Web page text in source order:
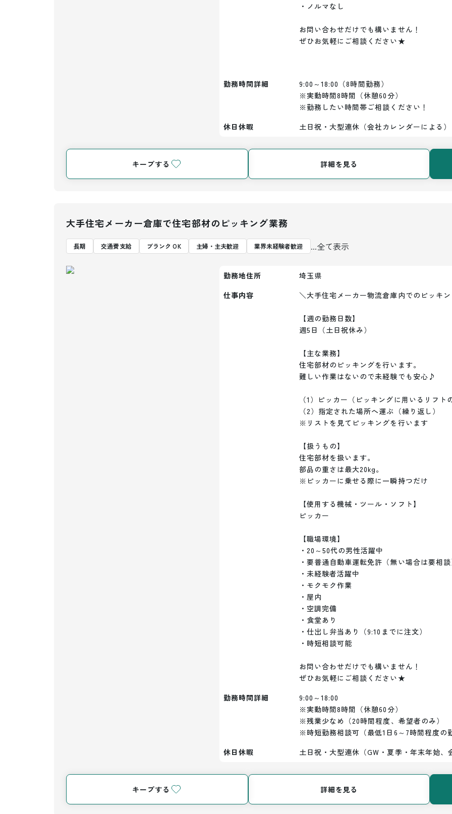
・ノルマなし
お問い合わせだけでも構いません！
ぜひお気軽にご相談ください★
勤務時間詳細
9:00～18:00（8時間勤務）
※実動時間8時間（休憩60分）
※勤務したい時間帯ご相談ください！
休日休暇
土日祝・大型連休（会社カレンダーによる）
キープする 詳細を見る
大手住宅メーカー倉庫で住宅部材のピッキング業務
長期 交通費支給 ブランク OK 主婦・主夫歓迎 業界未経験者歓迎 ...全て表示
勤務地住所
埼玉県
仕事内容
＼大手住宅メーカー物流倉庫内でのピッキ
【週の勤務日数】
週5日（土日祝休み）
【主な業務】
住宅部材のピッキングを行います。
難しい作業はないので未経験でも安心♪
（1）ピッカー（ピッキングに用いるリフ
（2）指定された場所へ運ぶ（繰り返し）
※リストを見てピッキングを行います
【扱うもの】
住宅部材を扱います。
部品の重さは最大20kg。
※ピッカーに乗せる際に一瞬持つだけ
【使用する機械・ツール・ソフト】
ピッカー
【職場環境】
・20～50代の男性活躍中
・要普通自動車運転免許（無い場合は要相
・未経験者活躍中
・モクモク作業
・屋内
・空調完備
・食堂あり
・仕出し弁当あり（9:10までに注文）
・時短相談可能
お問い合わせだけでも構いません！
ぜひお気軽にご相談ください★
勤務時間詳細
9:00～18:00
※実動時間8時間（休憩60分）
※残業少なめ（20時間程度、希望者のみ）
※時短勤務相談可（最低1日6～7時間程度の
休日休暇
土日祝・大型連休（GW・夏季・年末年始
キープする 詳細を見る